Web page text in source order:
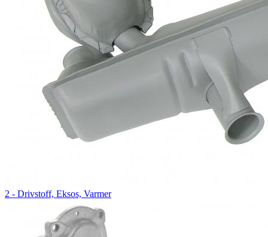
2 - Drivstoff, Eksos, Varmer